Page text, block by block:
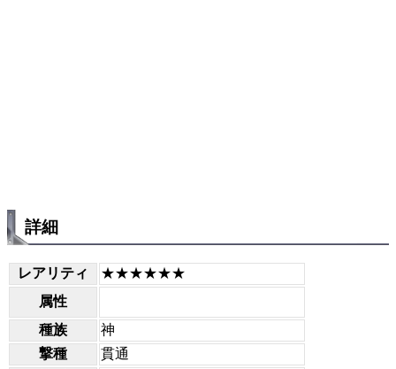
詳細
レアリティ
★★★★★★
属性
種族
神
撃種
貫通